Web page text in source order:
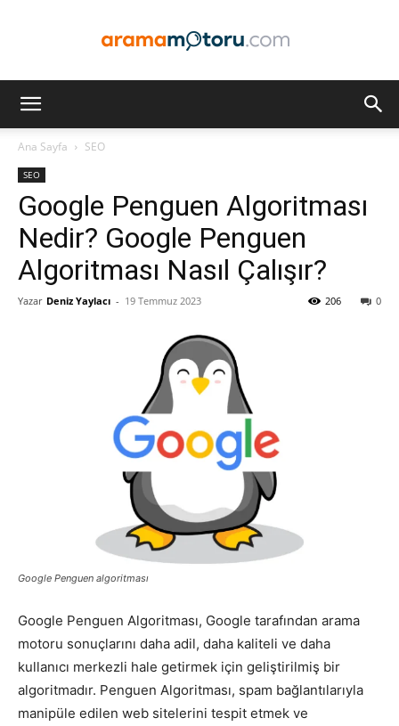
Optimizasyonu
Pazarlaması
–
SEM,
Ana Sayfa SEO
SEO
Google Penguen Algoritması
Nedir? Google Penguen
Algoritması Nasıl Çalışır?
Yazar Deniz Yaylacı - 19 Temmuz 2023 0
206
Google Penguen algoritması
Google Penguen Algoritması, Google tarafından arama
motoru sonuçlarını daha adil, daha kaliteli ve daha
kullanıcı merkezli hale getirmek için geliştirilmiş bir
algoritmadır. Penguen Algoritması, spam bağlantılarıyla
manipüle edilen web sitelerini tespit etmek ve